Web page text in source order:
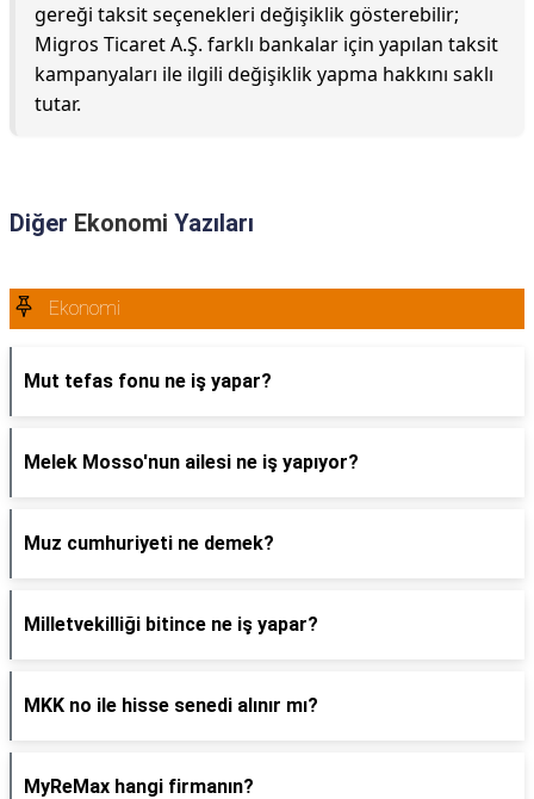
gereği taksit seçenekleri değişiklik gösterebilir;
Migros Ticaret A.Ş. farklı bankalar için yapılan taksit
kampanyaları ile ilgili değişiklik yapma hakkını saklı
tutar.
Diğer Ekonomi Yazıları
Ekonomi
Mut tefas fonu ne iş yapar?
Melek Mosso'nun ailesi ne iş yapıyor?
Muz cumhuriyeti ne demek?
Milletvekilliği bitince ne iş yapar?
MKK no ile hisse senedi alınır mı?
MyReMax hangi firmanın?